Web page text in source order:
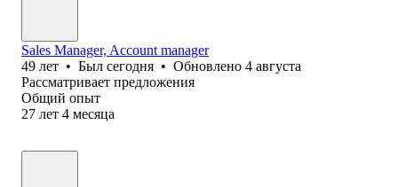
Sales Manager, Account manager
49 лет • Был сегодня • Обновлено 4 августа
Рассматривает предложения
Общий опыт
27 лет 4 месяца